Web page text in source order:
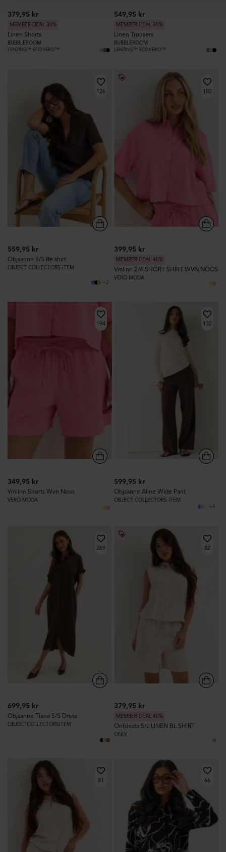
379,95 kr
MEMBER DEAL 30%
Linen Shorts
BUBBLEROOM
LENZING™ ECOVERO™
549,95 kr
MEMBER DEAL 30%
Linen Trousers
BUBBLEROOM
LENZING™ ECOVERO™
126
559,95 kr
Objsanne S/S Re shirt
OBJECT COLLECTORS ITEM
+2
182
399,95 kr
MEMBER DEAL 40%
Vmlinn 2/4 SHORT SHIRT WVN NOOS
VERO MODA
194
349,95 kr
Vmlinn Shorts Wvn Noos
VERO MODA
132
599,95 kr
Objsanne Aline Wide Pant
OBJECT COLLECTORS ITEM
+4
269
699,95 kr
Objsanne Tiana S/S Dress
OBJECTCOLLECTORSITEM
82
379,95 kr
MEMBER DEAL 40%
Onlsiesta S/L LINEN BL SHIRT
ONLY
81 66